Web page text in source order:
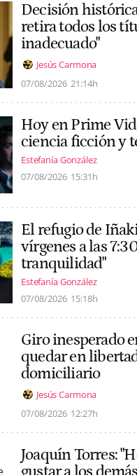
Decisión
retira todos los
inadecuado"
Jesús Carmona
07/08/2026 21:14h
Hoy en Prime
ciencia ficción y
Estefanía González
07/08/2026 15:31h
El refugio de
vírgenes a las
tranquilidad"
Estefanía González
07/08/2026 15:18h
Giro inesperado
quedar en
domiciliario
Jesús Carmona
07/08/2026 12:27h
Joaquín Torres: